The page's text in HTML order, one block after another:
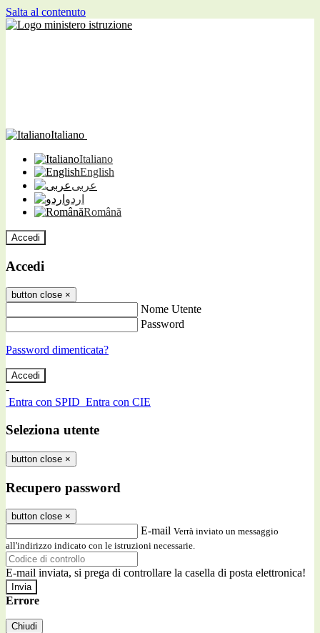
Salta al contenuto
Italiano
Italiano
English
عربى
اردو
Română
Accedi
Accedi
button close ×
Nome Utente
Password
Password dimenticata?
-
Entra con SPID Entra con CIE
Seleziona utente
button close ×
Recupero password
button close ×
E-mail Verrà inviato un messaggio
all'indirizzo indicato con le istruzioni necessarie.
E-mail inviata, si prega di controllare la casella di posta elettronica!
Errore
Chiudi